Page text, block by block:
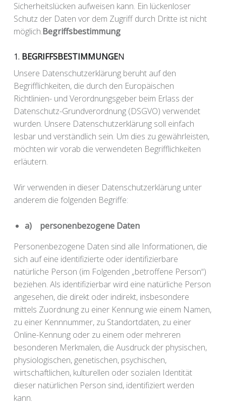
Sicherheitslücken aufweisen kann. Ein lückenloser
Schutz der Daten vor dem Zugriff durch Dritte ist nicht
möglich.Begriffsbestimmung
1. BEGRIFFSBESTIMMUNGEN
Unsere Datenschutzerklärung beruht auf den
Begrifflichkeiten, die durch den Europäischen
Richtlinien- und Verordnungsgeber beim Erlass der
Datenschutz-Grundverordnung (DSGVO) verwendet
wurden. Unsere Datenschutzerklärung soll einfach
lesbar und verständlich sein. Um dies zu gewährleisten,
möchten wir vorab die verwendeten Begrifflichkeiten
erläutern.
Wir verwenden in dieser Datenschutzerklärung unter
anderem die folgenden Begriffe:
a) personenbezogene Daten
Personenbezogene Daten sind alle Informationen, die
sich auf eine identifizierte oder identifizierbare
natürliche Person (im Folgenden „betroffene Person“)
beziehen. Als identifizierbar wird eine natürliche Person
angesehen, die direkt oder indirekt, insbesondere
mittels Zuordnung zu einer Kennung wie einem Namen,
zu einer Kennnummer, zu Standortdaten, zu einer
Online-Kennung oder zu einem oder mehreren
besonderen Merkmalen, die Ausdruck der physischen,
physiologischen, genetischen, psychischen,
wirtschaftlichen, kulturellen oder sozialen Identität
dieser natürlichen Person sind, identifiziert werden
kann.